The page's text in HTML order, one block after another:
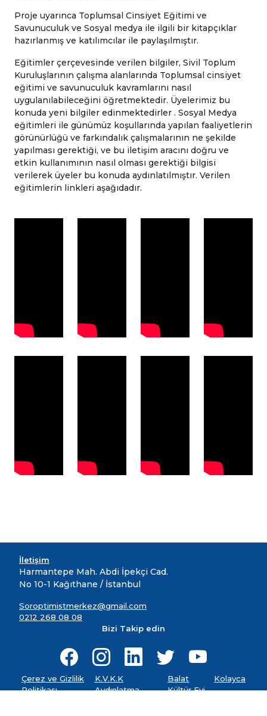
Proje uyarınca Toplumsal Cinsiyet Eğitimi ve
Savunuculuk ve Sosyal medya ile ilgili bir kitapçıklar
hazırlanmış ve katılımcılar ile paylaşılmıştır.
Eğitimler çerçevesinde verilen bilgiler, Sivil Toplum
Kuruluşlarının çalışma alanlarında Toplumsal cinsiyet
eğitimi ve savunuculuk kavramlarını nasıl
uygulanılabileceğini öğretmektedir. Üyelerimiz bu
konuda yeni bilgiler edinmektedirler . Sosyal Medya
eğitimleri ile günümüz koşullarında yapılan faaliyetlerin
görünürlüğü ve farkındalık çalışmalarının ne şekilde
yapılması gerektiği, ve bu iletişim aracını doğru ve
etkin kullanımının nasıl olması gerektiği bilgisi
verilerek üyeler bu konuda aydınlatılmıştır. Verilen
eğitimlerin linkleri aşağıdadır.
İletişim
Harmantepe Mah. Abdi İpekçi Cad.
No 10-1 Kağıthane / İstanbul
Soroptimistmerkez@gmail.com
0212 268 08 08
Bizi Takip edin
Çerez ve Gizlilik
Politikası
K.V.K.K
Aydınlatma
Balat
Kültür Evi
Kolayca